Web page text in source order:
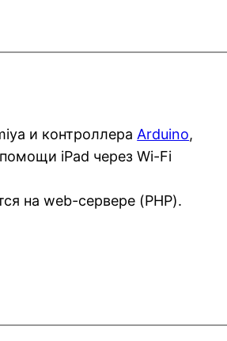
и контроллера Arduino,
iPad через Wi-Fi
на web-сервере (PHP).